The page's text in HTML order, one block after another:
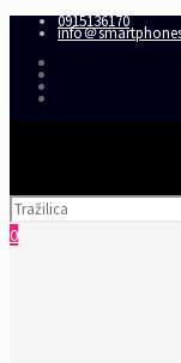
0915136170
info＠
0